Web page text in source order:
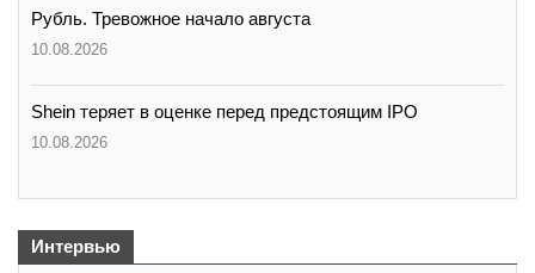
Рубль. Тревожное начало августа
10.08.2026
Shein теряет в оценке перед предстоящим IPO
10.08.2026
Интервью